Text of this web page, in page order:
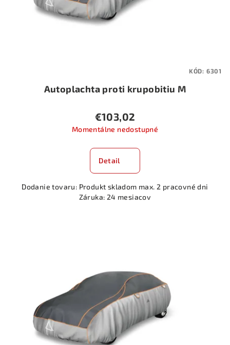
Autoplachta proti krupobitiu M
€103,02
Momentálne nedostupné
Detail
Dodanie tovaru: Produkt skladom max. 2 pracovné dni
Záruka: 24 mesiacov
KÓD: 6301